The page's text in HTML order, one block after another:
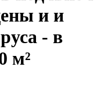
и и
- в
м²